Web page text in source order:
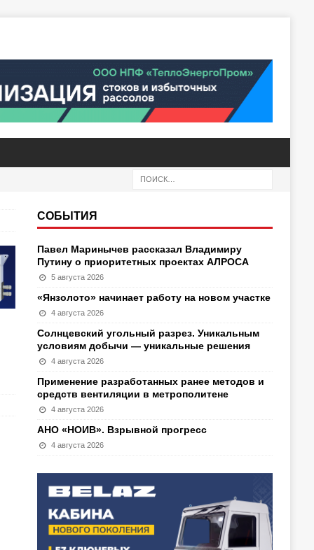
СОБЫТИЯ
Павел Маринычев рассказал Владимиру
Путину о приоритетных проектах АЛРОСА
5 августа 2026
«Янзолото» начинает работу на новом участке
4 августа 2026
Солнцевский угольный разрез. Уникальным
условиям добычи — уникальные решения
4 августа 2026
Применение разработанных ранее методов и
средств вентиляции в метрополитене
4 августа 2026
АНО «НОИВ». Взрывной прогресс
4 августа 2026